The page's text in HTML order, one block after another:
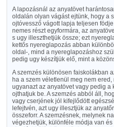
A lapozásnál az anyatövet
oldalán olyan vágást ejtünk, hogy a
ojtóvessző vágott lapja teljesen
nemes részt egyformára, az
s ugy illeszthetjük össze; ezt
kettős nyereglapozás abban
oldal-, mind a nyereglapozáshoz
pedig ugy készítjük elő, mint a
A szemzés különösen faiskolákban
ha a szem véletlenül meg nem
ugyanazt az anyatövet vagy pedig a
ojthatjuk be. A szemzés abból áll,
vagy cserjének jól kifejlődött
lefejtvén, azt ugy illesztjük az
összeforr. A szemzésnek, melynek
végezhetjük, különféle módja van